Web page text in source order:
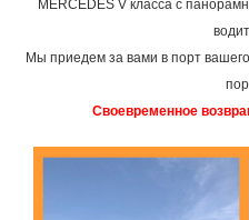
MERCEDES V класса с
Мы приедем за вами в порт
Своевременное